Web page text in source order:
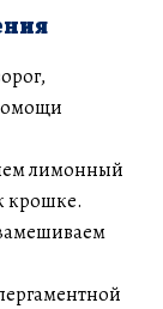
лимонный
крошке.